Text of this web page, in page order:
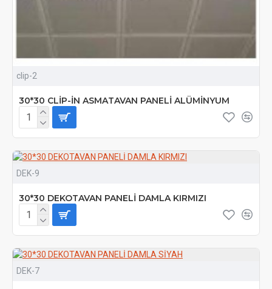
clip-2
30*30 CLİP-İN ASMATAVAN PANELİ ALÜMİNYUM
DEK-9
30*30 DEKOTAVAN PANELİ DAMLA KIRMIZI
DEK-7